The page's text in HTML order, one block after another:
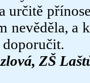
určitě
nevěděla, a
ZŠ